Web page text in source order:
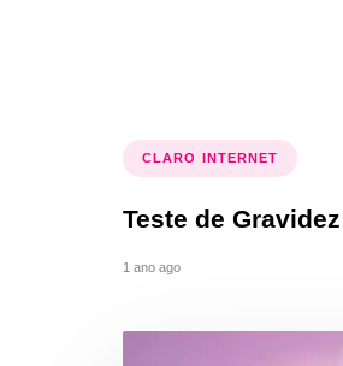
CLARO INTERNET
Teste de
1 ano ago